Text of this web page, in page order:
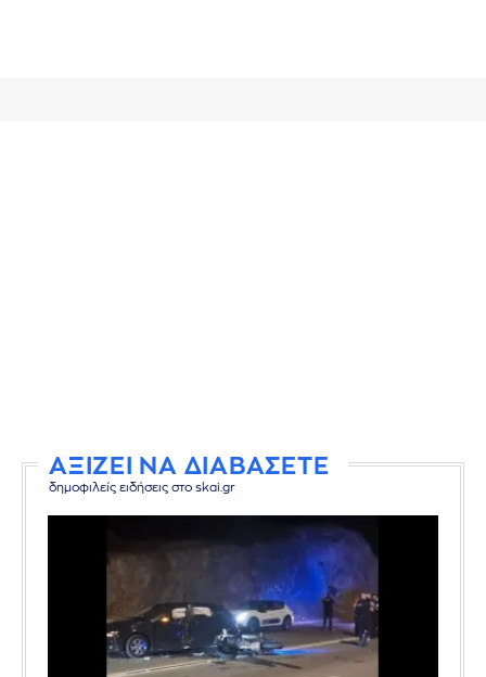
ΑΞΙΖΕΙ ΝΑ ΔΙΑΒΑΣΕΤΕ
δημοφιλείς ειδήσεις στο skai.gr